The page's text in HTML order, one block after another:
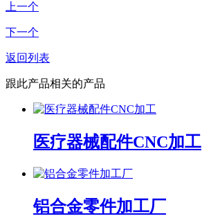
上一个
下一个
返回列表
跟此产品相关的产品
医疗器械配件CNC加工
铝合金零件加工厂